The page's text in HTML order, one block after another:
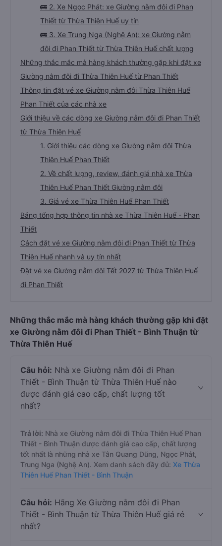
🚌 2. Xe Ngọc Phát: xe Giường nằm đôi đi Phan
Thiết từ Thừa Thiên Huế uy tín
🚌 3. Xe Trung Nga (Nghệ An): xe Giường nằm
đôi đi Phan Thiết từ Thừa Thiên Huế chất lượng
Những thắc mắc mà hàng khách thường gặp khi đặt xe
Giường nằm đôi đi Thừa Thiên Huế từ Phan Thiết
Thông tin đặt vé xe Giường nằm đôi Thừa Thiên Huế
Phan Thiết của các nhà xe
Giới thiệu về các dòng xe Giường nằm đôi đi Phan Thiết
từ Thừa Thiên Huế
1. Giới thiệu các dòng xe Giường nằm đôi Thừa
Thiên Huế Phan Thiết
2. Về chất lượng, review, đánh giá nhà xe Thừa
Thiên Huế Phan Thiết Giường nằm đôi
3. Giá vé xe Thừa Thiên Huế Phan Thiết
Bảng tổng hợp thông tin nhà xe Thừa Thiên Huế - Phan
Thiết
Cách đặt vé xe Giường nằm đôi đi Phan Thiết từ Thừa
Thiên Huế nhanh và uy tín nhất
Đặt vé xe Giường nằm đôi Tết 2027 từ Thừa Thiên Huế
đi Phan Thiết
Những thắc mắc mà hàng khách thường gặp khi đặt
xe Giường nằm đôi đi Phan Thiết - Bình Thuận từ
Thừa Thiên Huế
Câu hỏi: Nhà xe Giường nằm đôi đi Phan
Thiết - Bình Thuận từ Thừa Thiên Huế nào
được đánh giá cao cấp, chất lượng tốt
nhất?
Trả lời: Nhà xe Giường nằm đôi đi Thừa Thiên Huế Phan
Thiết - Bình Thuận được đánh giá cao cấp, chất lượng
tốt nhất là những nhà xe Tân Quang Dũng, Ngọc Phát,
Trung Nga (Nghệ An). Xem danh sách đầy đủ: Xe Thừa
Thiên Huế Phan Thiết - Bình Thuận
Câu hỏi: Hãng Xe Giường nằm đôi đi Phan
Thiết - Bình Thuận từ Thừa Thiên Huế giá rẻ
nhất?